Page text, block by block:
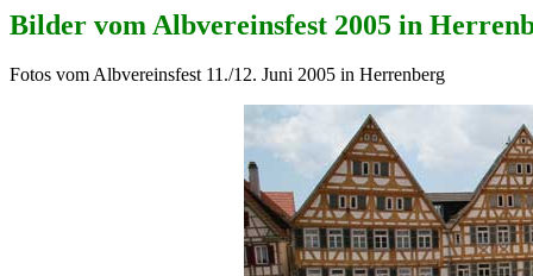
Bilder vom Albvereinsfest 2005 in
Fotos vom Albvereinsfest 11./12. Juni 2005 in Herrenberg